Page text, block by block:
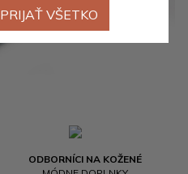
ODBORNÍCI NA KOŽENÉ
PRIJAŤ VŠETKO